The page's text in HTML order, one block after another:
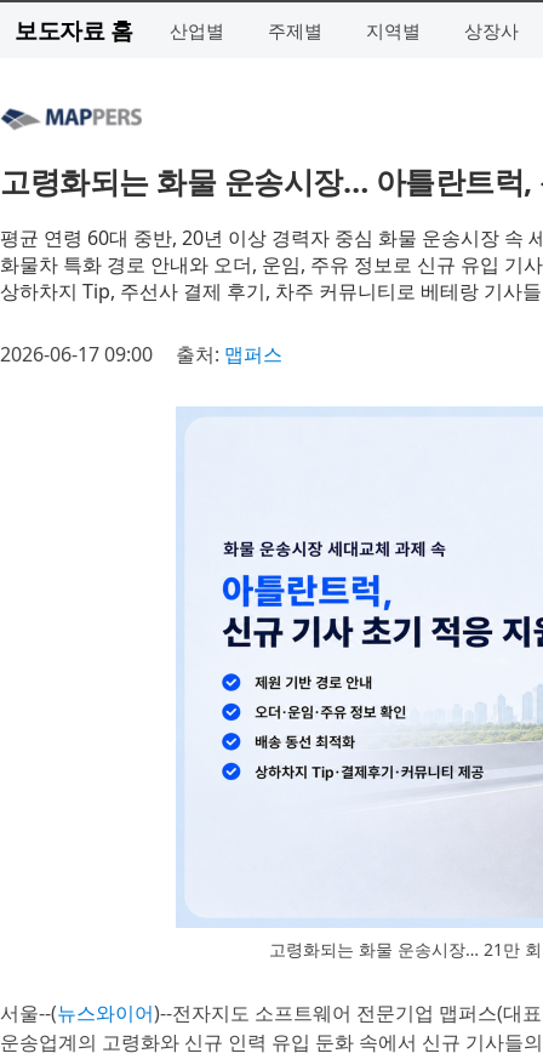
보도자료 홈 산업별 주제별 지역별 상장사
고령화되는 화물 운송시장… 아틀란트럭
평균 연령 60대 중반, 20년 이상 경력자 중심 화물 운송시장 속
화물차 특화 경로 안내와 오더, 운임, 주유 정보로 신규 유입 기
상하차지 Tip, 주선사 결제 후기, 차주 커뮤니티로 베테랑 기사
2026-06-17 09:00 출처: 맵퍼스
고령화되는 화물 운송시장… 21만
서울--(뉴스와이어)--전자지도 소프트웨어 전문기업 맵퍼스(대
운송업계의 고령화와 신규 인력 유입 둔화 속에서 신규 기사들